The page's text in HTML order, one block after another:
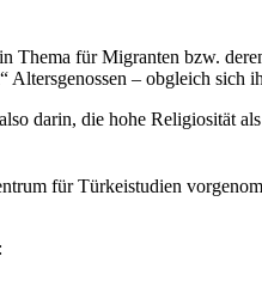
Thema für Migranten bzw.
– obgleich
darin, die hohe Religiosität
für Türkeistudien